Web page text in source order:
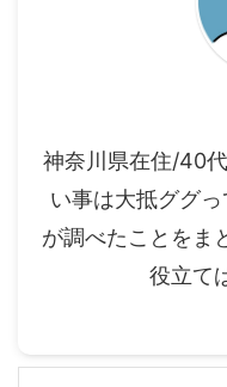
神奈川県在住/40
い事は大抵ググ
が調べたことをま
役立て